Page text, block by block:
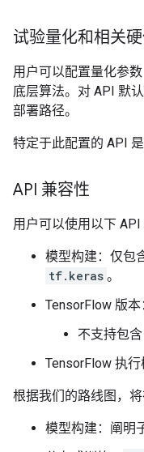
试验量化和相关
用户可以配置量化参
底层算法。对 API 默
部署路径。
特定于此配置的 API
API 兼容性
用户可以使用以下 API
模型构建：仅包
tf.keras 。
TensorFlow 版本
不支持包
TensorFlow 执
根据我们的路线图，将
模型构建：阐明